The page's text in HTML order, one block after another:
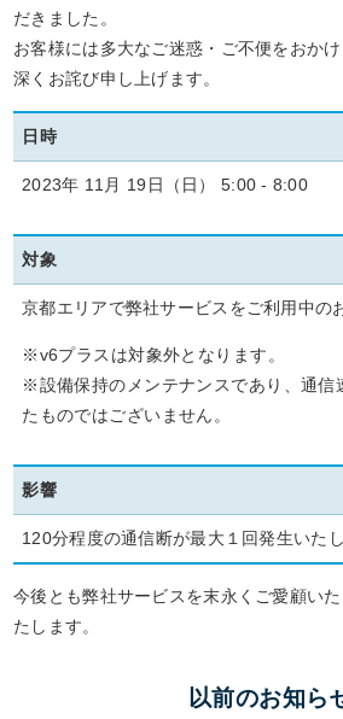
だきました。
お客様には多大なご迷惑・ご不便をおかけ
深くお詫び申し上げます。
日時
2023年 11月 19日（日） 5:00 - 8:00
対象
京都エリアで弊社サービスをご利用中の
※v6プラスは対象外となります。
※設備保持のメンテナンスであり、通信
たものではございません。
影響
120分程度の通信断が最大１回発生いたし
今後とも弊社サービスを末永くご愛顧い
たします。
以前のお知ら